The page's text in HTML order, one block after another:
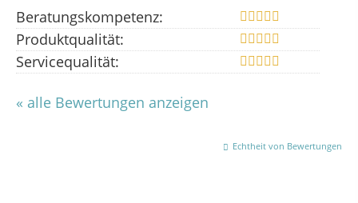
Beratungskompetenz:
Produktqualität:
Servicequalität:
« alle Bewertungen anzeigen
Echtheit von Bewertungen